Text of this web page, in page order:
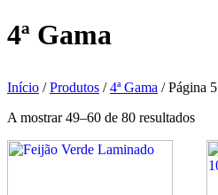
4ª Gama
Início /Produtos /4ª Gama / Página 5
A mostrar 49–60 de 80 resultados